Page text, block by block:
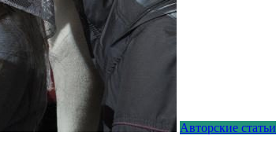
Авторские статьи